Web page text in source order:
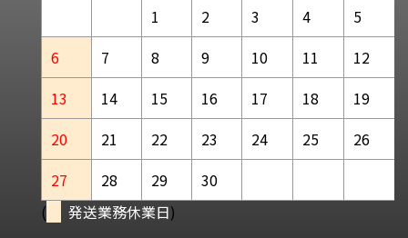
1 2 3 4
5
6
7 8 9 10 11
12
13
14 15 16 17 18
19
20
21 22 23 24 25
26
27
28 29
30
(
発送業務休業日)